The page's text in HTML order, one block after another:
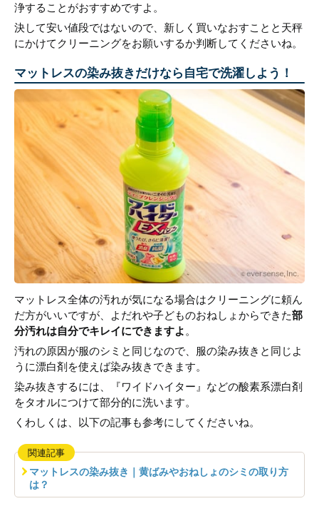
浄することがおすすめですよ。
決して安い値段ではないので、新しく買いなおすことと天秤
にかけてクリーニングをお願いするか判断してくださいね。
マットレスの染み抜きだけなら自宅で洗濯しよう！
マットレス全体の汚れが気になる場合はクリーニングに頼ん
だ方がいいですが、よだれや子どものおねしょからできた部
分汚れは自分でキレイにできますよ 。
汚れの原因が服のシミと同じなので、服の染み抜きと同じよ
うに漂白剤を使えば染み抜きできます。
染み抜きするには、『ワイドハイター』などの酸素系漂白剤
をタオルにつけて部分的に洗います。
くわしくは、以下の記事も参考にしてくださいね。
関連記事
マットレスの染み抜き｜黄ばみやおねしょのシミの取り方
は？